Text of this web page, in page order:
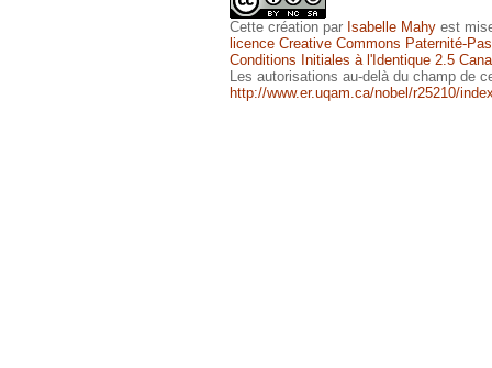
Cette création par Isabelle Mahy est
licence Creative Commons Paternité-
Conditions Initiales à l'Identique 2.5
Les autorisations au-delà du champ de
http://www.er.uqam.ca/nobel/r25210/